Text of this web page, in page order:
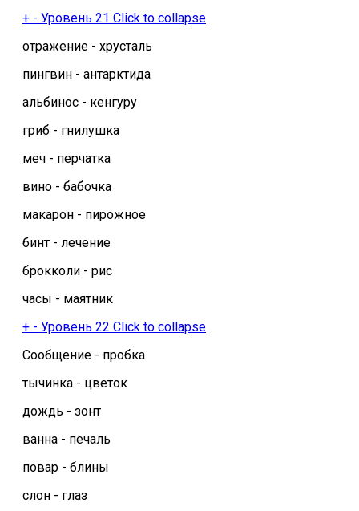
+ - Уровень 21 Click to collapse
отражение - хрусталь
пингвин - антарктида
альбинос - кенгуру
гриб - гнилушка
меч - перчатка
вино - бабочка
макарон - пирожное
бинт - лечение
брокколи - рис
часы - маятник
+ - Уровень 22 Click to collapse
Сообщение - пробка
тычинка - цветок
дождь - зонт
ванна - печаль
повар - блины
слон - глаз